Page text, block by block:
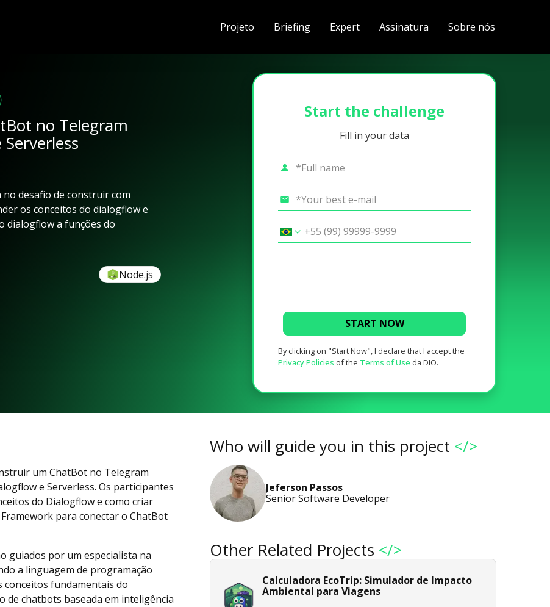
Projeto Briefing Expert Assinatura Sobre nós
no Telegram
desafio de construir com
os conceitos do dialogflow e
dialogflow a funções do
Node.js
Start the challenge
Fill in your data
START NOW
By clicking on "Start Now", I declare that I accept the
Privacy Policies of the Terms of Use da DIO.
um ChatBot no Telegram
e Serverless. Os participantes
do Dialogflow e como criar
para conectar o ChatBot
guiados por um especialista na
a linguagem de programação
fundamentais do
de chatbots baseada em inteligência
Who will guide you in this project </>
Jeferson Passos
Senior Software Developer
Other Related Projects </>
Calculadora EcoTrip: Simulador de Impacto
Ambiental para Viagens